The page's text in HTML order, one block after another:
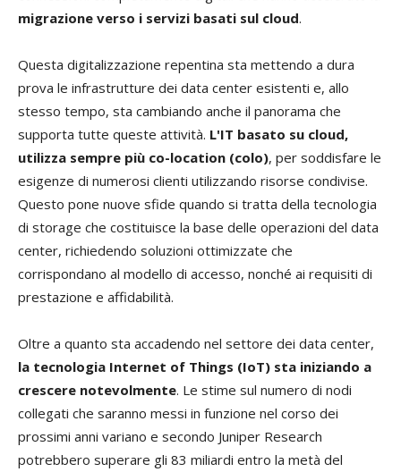
migrazione verso i servizi basati sul cloud.
Questa digitalizzazione repentina sta mettendo a dura
prova le infrastrutture dei data center esistenti e, allo
stesso tempo, sta cambiando anche il panorama che
supporta tutte queste attività. L'IT basato su cloud,
utilizza sempre più co-location (colo), per soddisfare le
esigenze di numerosi clienti utilizzando risorse condivise.
Questo pone nuove sfide quando si tratta della tecnologia
di storage che costituisce la base delle operazioni del data
center, richiedendo soluzioni ottimizzate che
corrispondano al modello di accesso, nonché ai requisiti di
prestazione e affidabilità.
Oltre a quanto sta accadendo nel settore dei data center,
la tecnologia Internet of Things (IoT) sta iniziando a
crescere notevolmente. Le stime sul numero di nodi
collegati che saranno messi in funzione nel corso dei
prossimi anni variano e secondo Juniper Research
potrebbero superare gli 83 miliardi entro la metà del